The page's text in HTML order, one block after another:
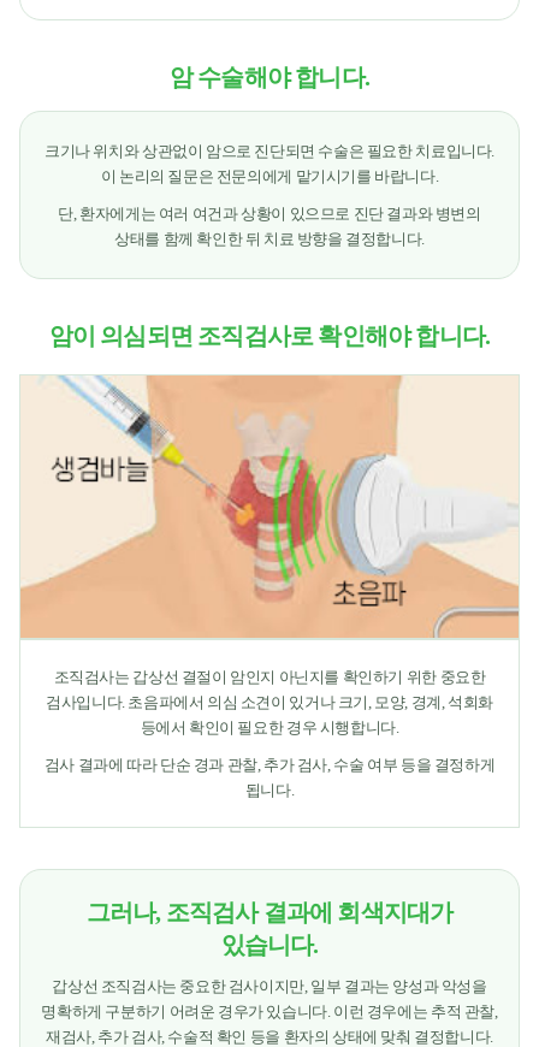
암 수술해야 합니다.
크기나 위치와 상관없이 암으로 진단되면 수술은 필요한 치료입니다.
이 논리의 질문은 전문의에게 맡기시기를 바랍니다.
단, 환자에게는 여러 여건과 상황이 있으므로 진단 결과와 병변의
상태를 함께 확인한 뒤 치료 방향을 결정합니다.
암이 의심되면 조직검사로 확인해야 합니다.
조직검사는 갑상선 결절이 암인지 아닌지를 확인하기 위한 중요한
검사입니다. 초음파에서 의심 소견이 있거나 크기, 모양, 경계, 석회화
등에서 확인이 필요한 경우 시행합니다.
검사 결과에 따라 단순 경과 관찰, 추가 검사, 수술 여부 등을 결정하게
됩니다.
그러나, 조직검사 결과에 회색지대가
있습니다.
갑상선 조직검사는 중요한 검사이지만, 일부 결과는 양성과 악성을
명확하게 구분하기 어려운 경우가 있습니다. 이런 경우에는 추적 관찰,
재검사, 추가 검사, 수술적 확인 등을 환자의 상태에 맞춰 결정합니다.